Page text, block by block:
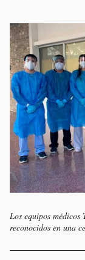
Los equipos
reconocidos en una